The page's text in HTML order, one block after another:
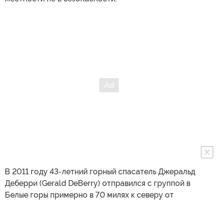
В 2011 году 43-летний горный спасатель Джеральд
Деберри (Gerald DeBerry) отправился с группой в
Белые горы примерно в 70 милях к северу от